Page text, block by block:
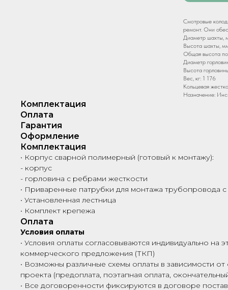
Смотровые
ремонт. Они
Диаметр шахты,
Высота шахты,
Общая высота
Диаметр
Высота
Вес, кг: 1 176
Кольцевая
Назначение:
Комплектация
Оплата
Гарантия
Оформление
Комплектация
• Корпус сварной полимерный (готовый к монтажу):
- корпус
- горловина с ребрами жесткости
• Приваренные патрубки для монтажа трубопровода
• Установленная лестница
• Комплект крепежа
Оплата
Условия оплаты
• Условия оплаты согласовываются индивидуально на
коммерческого предложения (ТКП)
• Возможны различные схемы оплаты в зависимости от
проекта (предоплата, поэтапная оплата,
• Все договоренности фиксируются в договоре